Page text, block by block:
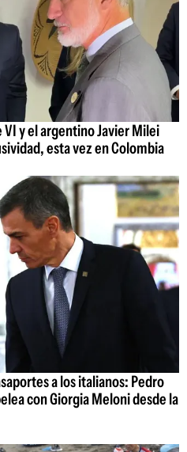
VI y el argentino Javier Milei
esta vez en Colombia
a los italianos: Pedro
con Giorgia Meloni desde la